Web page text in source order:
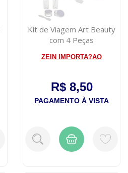
Kit de Viagem Art Beauty
com 4 Peças
ZEIN IMPORTA?AO
R$ 8,50
PAGAMENTO À VISTA